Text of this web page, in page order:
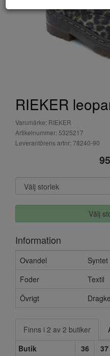
RIEKER
Varumärke: RIEKER
Artikelnummer: 5325217
Leverantörens artnr: 78240-90
Välj
Information
Ovandel
Syntet
Foder
Textil
Övrigt
Finns i 2 av 2 butiker
Butik
36 37